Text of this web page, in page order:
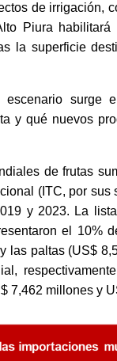
de irrigación,
Piura
la superficie
escenario surge
y qué nuevos
de frutas
(ITC, por sus
y 2023. La
el 10%
las paltas (US$
7,462 millones y